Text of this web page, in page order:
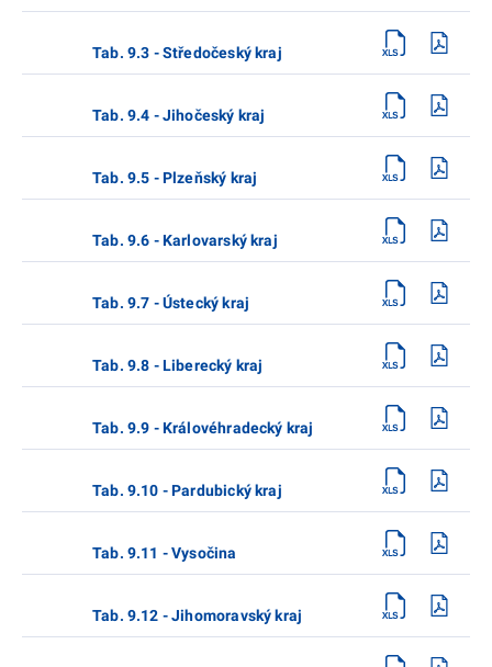
Tab. 9.3 - Středočeský kraj
Tab. 9.4 - Jihočeský kraj
Tab. 9.5 - Plzeňský kraj
Tab. 9.6 - Karlovarský kraj
Tab. 9.7 - Ústecký kraj
Tab. 9.8 - Liberecký kraj
Tab. 9.9 - Královéhradecký kraj
Tab. 9.10 - Pardubický kraj
Tab. 9.11 - Vysočina
Tab. 9.12 - Jihomoravský kraj